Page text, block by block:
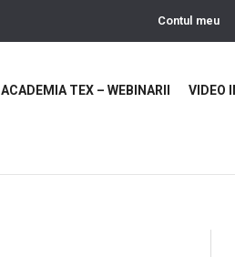
Contul meu
ACADEMIA TEX – WEBINARII VIDEO